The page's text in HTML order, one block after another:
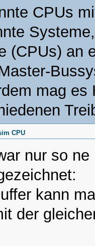
CPUs
(CPUs) an
mag es
CPU
nur so
kann
der